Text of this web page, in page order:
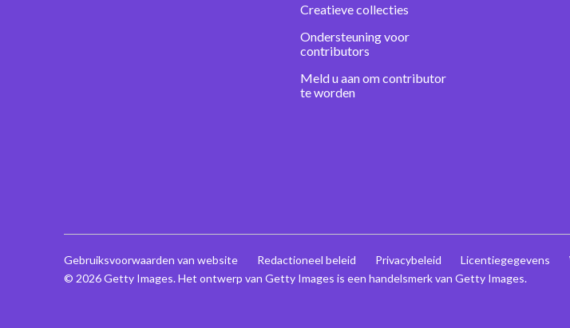
Creatieve collecties
Ondersteuning voor
contributors
Meld u aan om contributor
te worden
© 2026 Getty Images. Het ontwerp van Getty Images is een handelsmerk van Getty Images.
Gebruiksvoorwaarden van website Redactioneel beleid Privacybeleid Licentiegegevens